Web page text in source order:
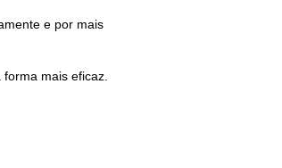
e por mais
mais eficaz.